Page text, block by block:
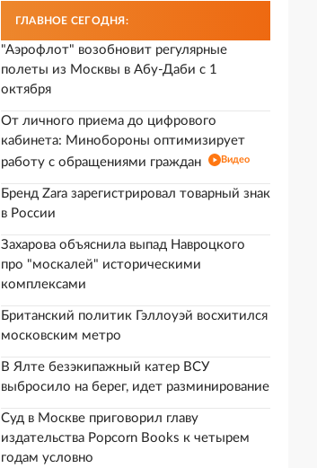
ГЛАВНОЕ СЕГОДНЯ:
"Аэрофлот" возобновит регулярные
полеты из Москвы в Абу-Даби с 1
октября
От личного приема до цифрового
кабинета: Минобороны оптимизирует
работу с обращениями граждан
Видео
Бренд Zara зарегистрировал товарный знак
в России
Захарова объяснила выпад Навроцкого
про "москалей" историческими
комплексами
Британский политик Гэллоуэй восхитился
московским метро
В Ялте безэкипажный катер ВСУ
выбросило на берег, идет разминирование
Суд в Москве приговорил главу
издательства Popcorn Books к четырем
годам условно